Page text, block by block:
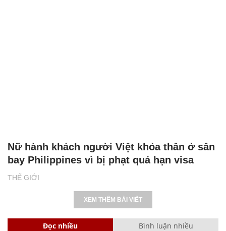
THẾ GIỚI
Nữ hành khách người Việt khỏa thân ở sân
bay Philippines vì bị phạt quá hạn visa
XEM THÊM BÀI VIẾT
Đọc nhiều Bình luận nhiều